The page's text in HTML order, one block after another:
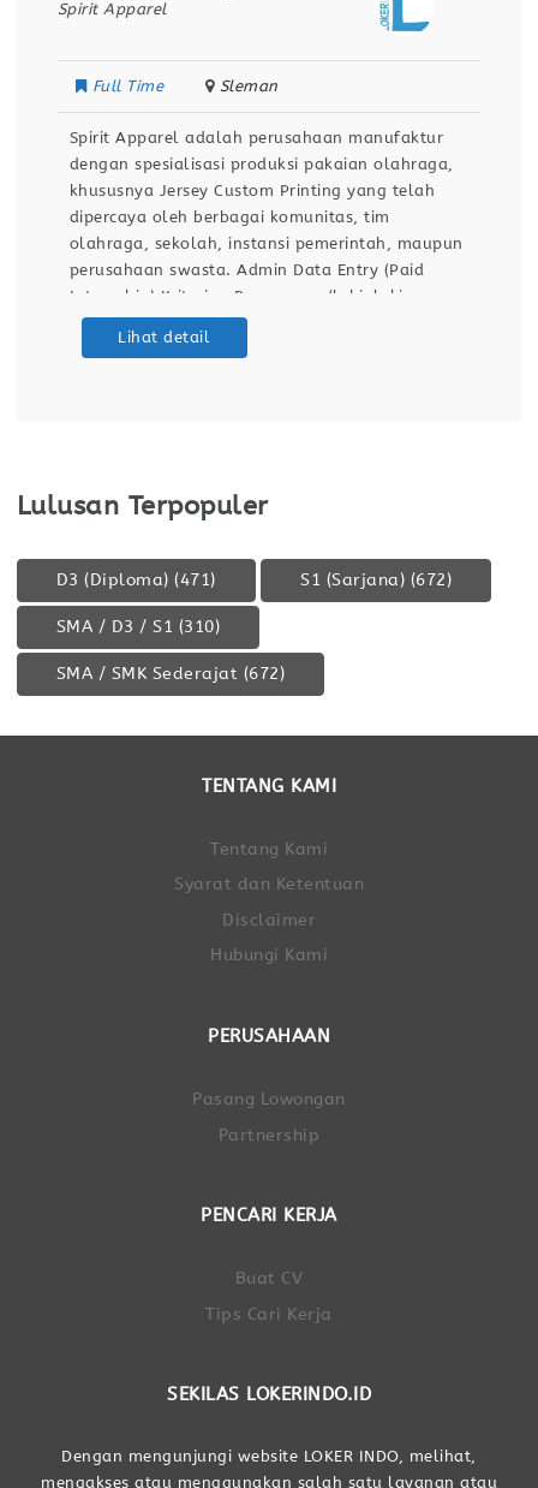
Spirit Apparel
Full Time Sleman
Spirit Apparel adalah perusahaan manufaktur
dengan spesialisasi produksi pakaian olahraga,
khususnya Jersey Custom Printing yang telah
dipercaya oleh berbagai komunitas, tim
olahraga, sekolah, instansi pemerintah, maupun
perusahaan swasta. Admin Data Entry (Paid
Internship) Kriteria : Perempuan/laki-laki
Lulusan D3/mahasiswa min. semester 6 Semua
Lihat detail
Lulusan Terpopuler
D3 (Diploma) (471) S1 (Sarjana) (672)
SMA / D3 / S1 (310)
SMA / SMK Sederajat (672)
TENTANG KAMI
Tentang Kami
Syarat dan Ketentuan
Disclaimer
Hubungi Kami
PERUSAHAAN
Pasang Lowongan
Partnership
PENCARI KERJA
Buat CV
Tips Cari Kerja
SEKILAS LOKERINDO.ID
Dengan mengunjungi website LOKER INDO, melihat,
mengakses atau menggunakan salah satu layanan atau